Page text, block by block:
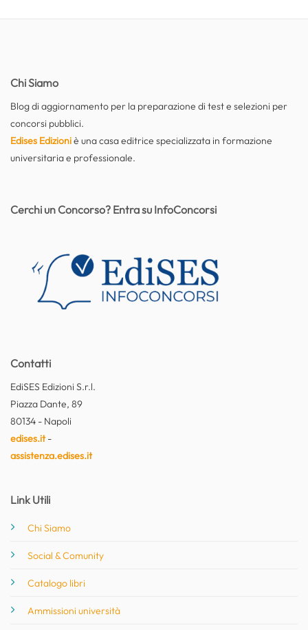
Chi Siamo
Blog di aggiornamento per la preparazione di test e selezioni per
concorsi pubblici.
Edises Edizioniè una casa editrice specializzata in formazione
universitaria e professionale.
Contatti
EdiSES Edizioni S.r.l.
Piazza Dante, 89
80134 - Napoli
edises.it-
assistenza.edises.it
Link Utili
Chi Siamo
Social & Comunity
Catalogo libri
Ammissioni università
Cerchi un Concorso? Entra su InfoConcorsi